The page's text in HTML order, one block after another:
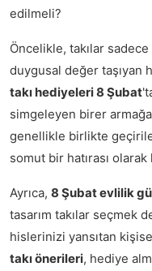
edilmeli?
Öncelikle, takılar
duygusal değer taşıyan
takı hediyeleri 8 Şubat
simgeleyen birer
genellikle birlikte
somut bir hatırası
Ayrıca, 8 Şubat evlilik
tasarım takılar seçmek
hislerinizi yansıtan
takı önerileri, hediye